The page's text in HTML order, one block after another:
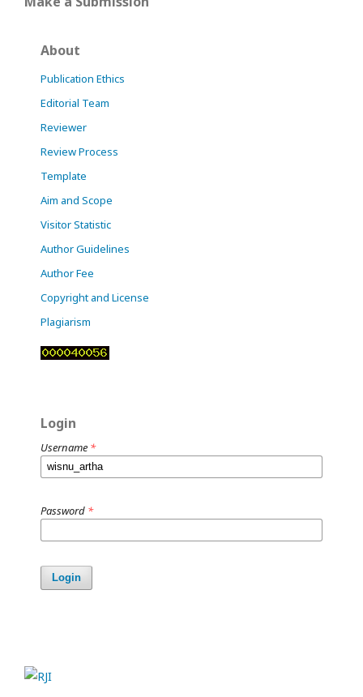
About
Publication Ethics
Editorial Team
Reviewer
Review Process
Template
Aim and Scope
Visitor Statistic
Author Guidelines
Author Fee
Copyright and License
Plagiarism
Login
Username *
Password *
Login